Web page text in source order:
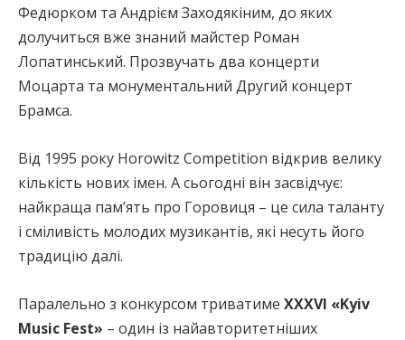
Федюрком та Андрієм Заходякіним, до яких
долучиться вже знаний майстер Роман
Лопатинський. Прозвучать два концерти
Моцарта та монументальний Другий концерт
Брамса.
Від 1995 року Horowitz Competition відкрив велику
кількість нових імен. А сьогодні він засвідчує:
найкраща пам’ять про Горовиця – це сила таланту
і сміливість молодих музикантів, які несуть його
традицію далі.
Паралельно з конкурсом триватиме ХХХVI «Kyiv
Music Fest» – один із найавторитетніших